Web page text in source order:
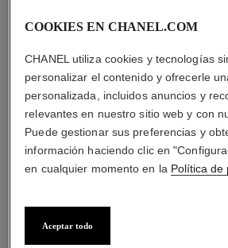
COOKIES EN CHANEL.COM
CHANEL utiliza cookies y tecnologías
personalizar el contenido y ofrecerle
personalizada, incluidos anuncios y
relevantes en nuestro sitio web y con
Puede gestionar sus preferencias y
información haciendo clic en
en cualquier momento en la Política de
Aceptar todo